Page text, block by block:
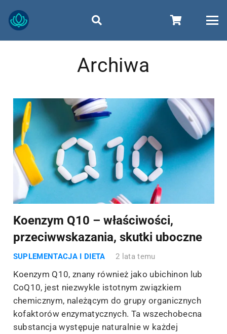
Archiwa
Koenzym Q10 – właściwości,
przeciwwskazania, skutki uboczne
SUPLEMENTACJA I DIETA 2 lata temu
Koenzym Q10, znany również jako ubichinon lub
CoQ10, jest niezwykle istotnym związkiem
chemicznym, należącym do grupy organicznych
kofaktorów enzymatycznych. Ta wszechobecna
substancja występuje naturalnie w każdej